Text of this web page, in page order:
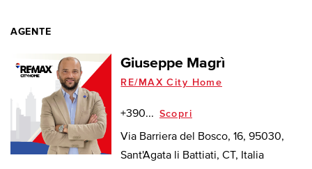
AGENTE
Giuseppe Magrì
RE/MAX City Home
+390... Scopri
Via Barriera del Bosco, 16, 95030,
Sant'Agata li Battiati, CT, Italia